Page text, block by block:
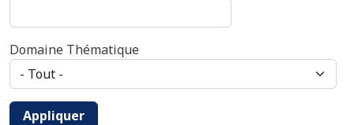
Domaine Thématique
Appliquer